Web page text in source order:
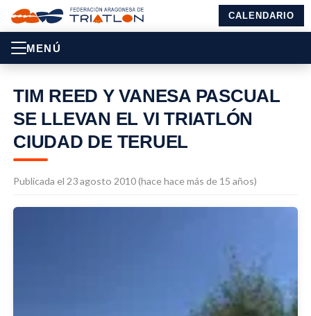
CALENDARIO
MENÚ
TIM REED Y VANESA PASCUAL
SE LLEVAN EL VI TRIATLÓN
CIUDAD DE TERUEL
Publicada el 23 agosto 2010 (hace hace más de 15 años)